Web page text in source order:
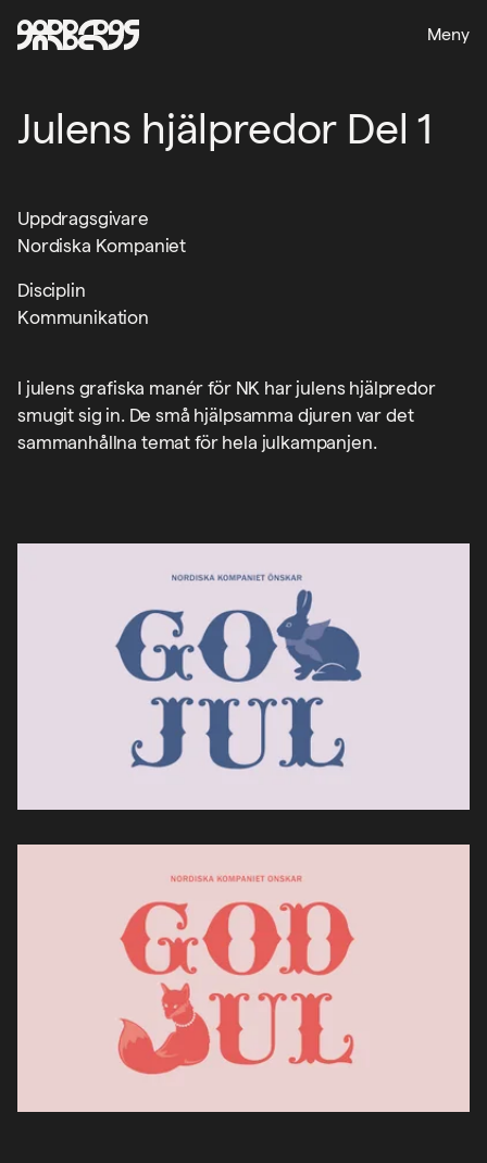
Meny
Julens hjälpredor Del 1
Uppdragsgivare
Nordiska Kompaniet
Disciplin
Kommunikation
I julens grafiska manér för NK har julens hjälpredor
smugit sig in. De små hjälpsamma djuren var det
sammanhållna temat för hela julkampanjen.